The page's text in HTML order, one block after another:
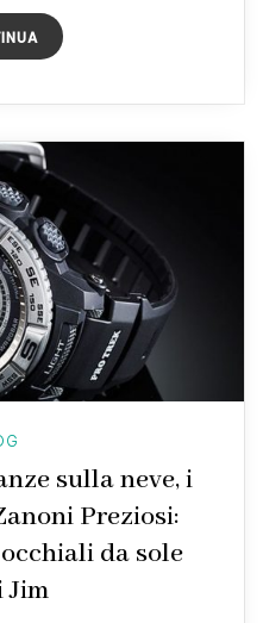
sulla neve, i
Preziosi:
da sole
Jim